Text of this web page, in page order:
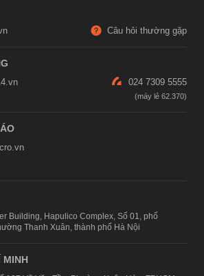
Câu hỏi thường gặp
024 7309 5555
Building, Hapulico Complex, Số 01, phố
Thanh Xuân, thành phố Hà Nội
MINH